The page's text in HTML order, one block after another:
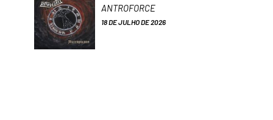
ANTROFORCE
18 DE JULHO DE 2026